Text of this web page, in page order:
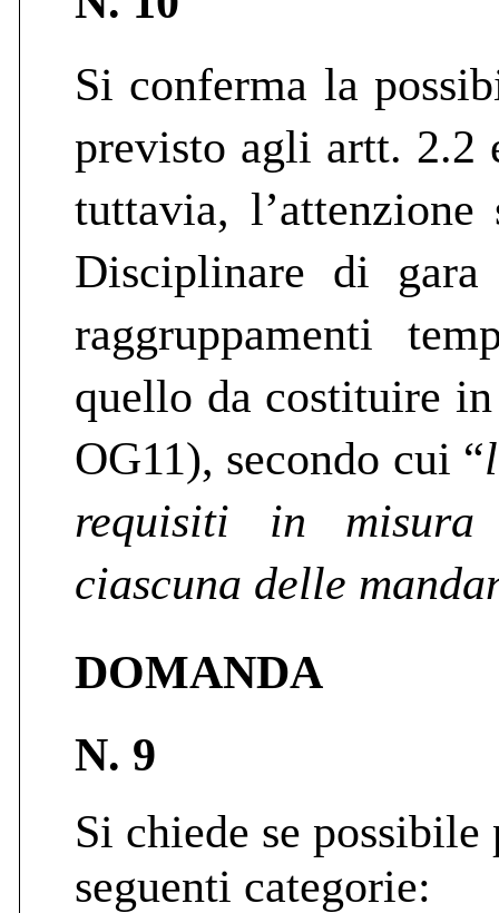
Si conferma la
previsto agli artt. 2.2
tuttavia,
Disciplinare di
raggruppamenti
quello da costituire
OG11), secondo cui “
requisiti in misura
ciascuna delle
DOMANDA
N. 9
Si chiede se
seguenti categorie: